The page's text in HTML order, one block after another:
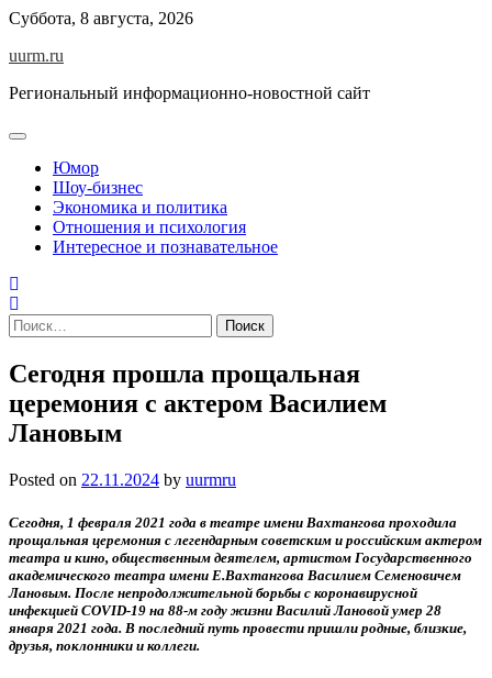
Skip
content
Суббота, 8 августа, 2026
uurm.ru
Региональный информационно-новостной сайт
Юмор
Шоу-бизнес
Экономика и политика
Отношения и психология
Интересное и познавательное
Найти:
Сегодня прошла прощальная
церемония с актером Василием
Лановым
Posted on 22.11.2024 by uurmru
Сегодня, 1 февраля 2021 года в театре имени Вахтангова проходила
прощальная церемония с легендарным советским и российским актером
театра и кино, общественным деятелем, артистом Государственного
академического театра имени Е.Вахтангова Василием Семеновичем
Лановым. После непродолжительной борьбы с коронавирусной
инфекцией COVID-19 на 88-м году жизни Василий Лановой умер 28
января 2021 года. В последний путь провести пришли родные, близкие,
друзья, поклонники и коллеги.